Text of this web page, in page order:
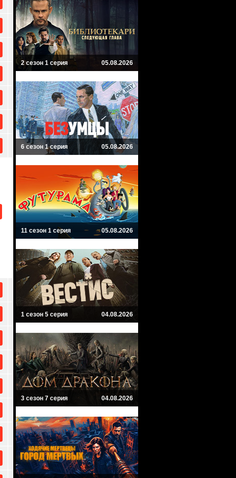
2 сезон 1 серия 05.08.2026
6 сезон 1 серия 05.08.2026
11 сезон 1 серия 05.08.2026
1 сезон 5 серия 04.08.2026
3 сезон 7 серия 04.08.2026